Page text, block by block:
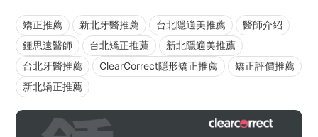
矯正推薦 新北牙醫推薦 台北隱適美推薦
醫師介紹
鍾思遠醫師
台北矯正推薦
新北隱適美推薦
台北牙醫推薦
ClearCorrect隱形矯正推薦
矯正評價推薦
新北矯正推薦